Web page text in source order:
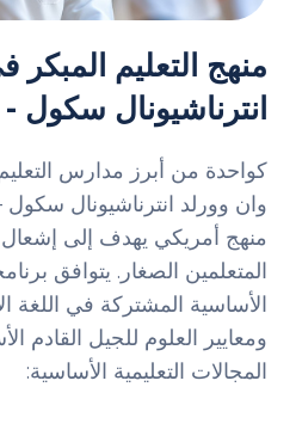
منهج التعليم
انترناشيونال سكول
كواحدة من أبرز مدارس
وان وورلد انترناشيونال سكول –
منهج أمريكي يهدف إلى إشعال
المتعلمين الصغار. يتوافق
الأساسية المشتركة في اللغة
المجالات التعليمية الأساسية: